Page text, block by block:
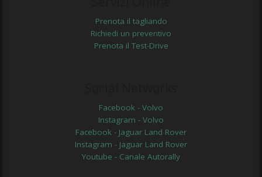
Prenota il tagliando
Richiedi un preventivo
Prenota il Test-Drive
Facebook - Volvo
Instagram - Volvo
Facebook - Jaguar Land Rover
Instagram - Jaguar Land Rover
Youtube - Canale Autorally